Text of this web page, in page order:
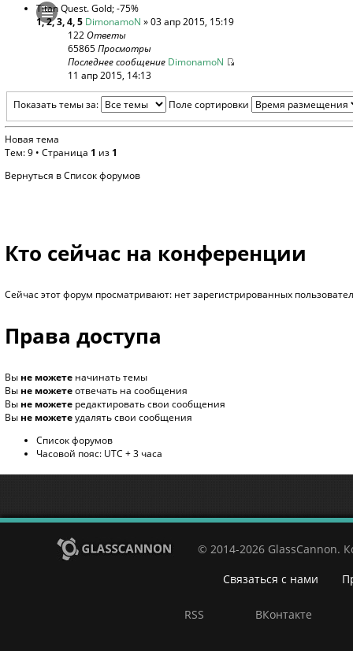
Titan Quest. Gold; -75%
1,2,3,4,5 DimonamoN » 03 апр 2015, 15:19
122Ответы
65865Просмотры
Последнее сообщение DimonamoN
11 апр 2015, 14:13
Показать темы за: Поле сортировки
Новая тема
Тем: 9 • Страница 1 из 1
Вернуться в Список форумов
Кто сейчас на конференции
Сейчас этот форум просматривают: нет зарегистрированных
Права доступа
Вы не можете начинать темы
Вы не можетеотвечать на сообщения
Вы не можете редактировать свои сообщения
Вы не можетеудалять свои сообщения
Список форумов
Часовой пояс: UTC + 3 часа
© 2014-2026 GlassCannon.
Связаться с нами
RSS ВКонтакте